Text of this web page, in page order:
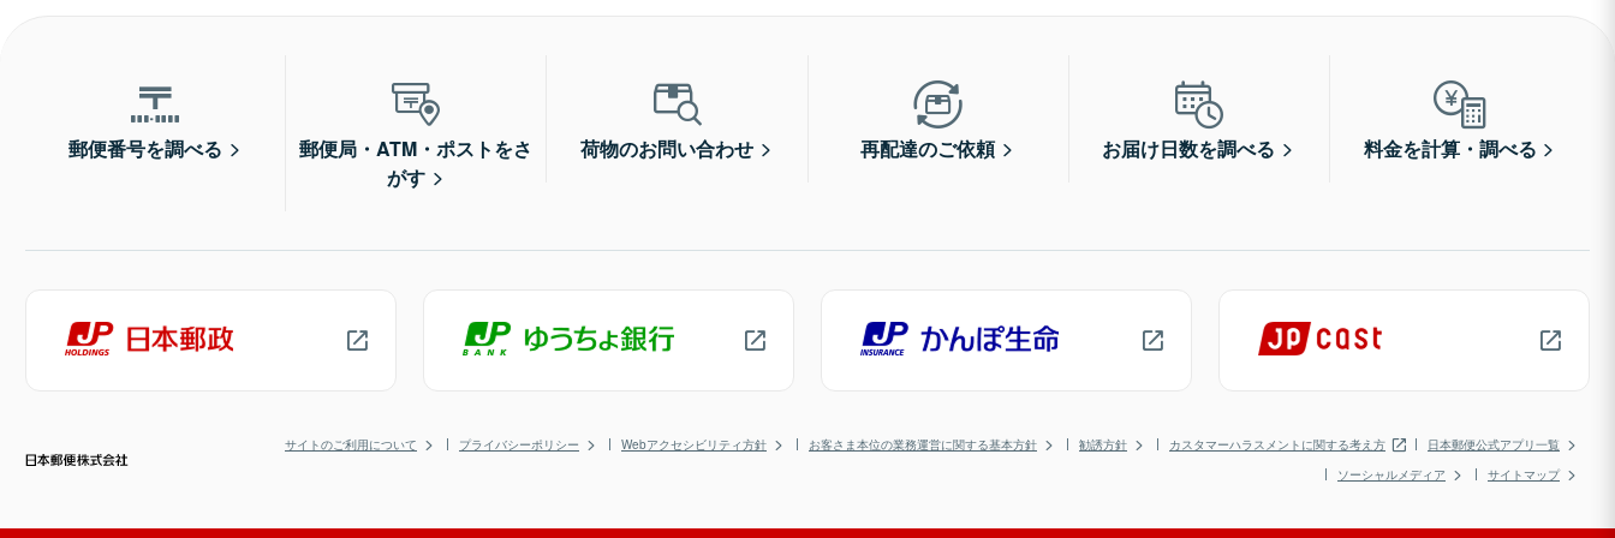
郵便番号を調べる
郵便局・ATM・ポストをさ
がす
荷物のお問い合わせ 再配達のご依頼 お届け日数を調べる 料金を計算・調べる
サイトのご利用について プライバシーポリシー Webアクセシビリティ方針 お客さま本位の業務運営に関する基本方針 勧誘方針 カスタマーハラスメントに関する考え方
日本郵便公式アプリ一覧
ソーシャルメディア
サイトマップ